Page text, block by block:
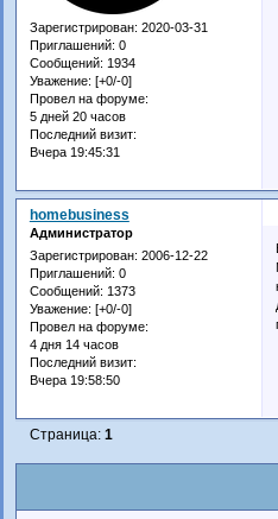
Зарегистрирован: 2020-03-31
Приглашений: 0
Сообщений: 1934
Уважение: [+0/-0]
Провел на форуме:
5 дней 20 часов
Последний визит:
Вчера 19:45:31
homebusiness
Администратор
Зарегистрирован: 2006-12-22
Приглашений: 0
Сообщений: 1373
Уважение: [+0/-0]
Провел на форуме:
4 дня 14 часов
Последний визит:
Вчера 19:58:50
Страница: 1